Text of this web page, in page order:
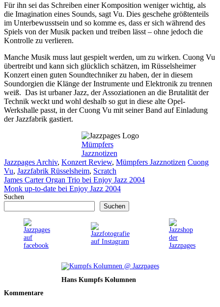
Für ihn sei das Schreiben einer Komposition weniger wichtig, als
die Imagination eines Sounds, sagt Vu. Dies geschehe größtenteils
im Unterbewusstsein und so komme es, dass er sich während des
Spiels von der Musik packen und treiben lässt – ohne jedoch die
Kontrolle zu verlieren.
Manche Musik muss laut gespielt werden, um zu wirken. Cuong Vu
übertreibt und kann sich glücklich schätzen, im Rüsselsheimer
Konzert einen guten Soundtechniker zu haben, der in diesem
Soundorgien die Klänge der Instrumente und Elektronik zu trennen
weiß. Das ist urbaner Jazz, der Assoziationen an die Brutalität der
Technik weckt und wohl deshalb so gut in diese alte Opel-
Werkshalle passt, in der Cuong Vu mit seiner Band auf Einladung
der Jazzfabrik gastiert.
Mümpfers
Jazznotizen
Kategorien
Jazzpages Archiv, Konzert Review, Mümpfers Jazznotizen Cuong
Vu, Jazzfabrik Rüsselsheim, Scratch
James Carter Organ Trio bei Enjoy Jazz 2004
Monk up-to-date bei Enjoy Jazz 2004
Suchen
Suchen
Hans Kumpfs Kolumnen
Kommentare